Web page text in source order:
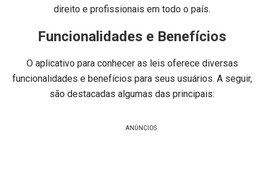
direito e profissionais em todo o país.
Funcionalidades e Benefícios
O aplicativo para conhecer as leis oferece diversas
funcionalidades e benefícios para seus usuários. A seguir,
são destacadas algumas das principais:
ANÚNCIOS